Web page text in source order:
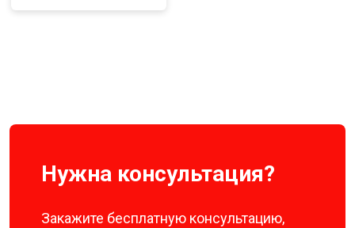
Нужна консультация?
Закажите бесплатную консультацию,